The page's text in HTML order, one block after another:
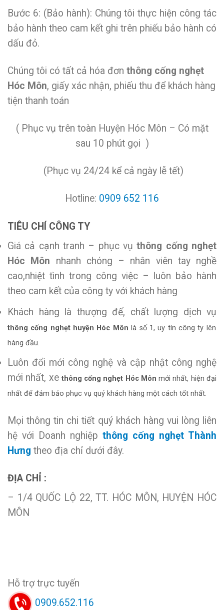
Bước 6: (Bảo hành): Chúng tôi thực hiện công tác
bảo hành theo cam kết ghi trên phiếu bảo hành có
dấu đỏ.
Chúng tôi có tất cả hóa đơn thông cống nghẹt
Hóc Môn, giấy xác nhận, phiếu thu để khách hàng
tiện thanh toán
( Phục vụ trên toàn Huyện Hóc Môn – Có mặt
sau 10 phút gọi )
(Phục vụ 24/24 kể cả ngày lễ tết)
Hotline: 0909 652 116
TIÊU CHÍ CÔNG TY
Giá cả cạnh tranh – phục vụthông cống nghẹt
Hóc Môn nhanh chóng – nhân viên tay nghề
cao,nhiệt tình trong công việc – luôn bảo hành
theo cam kết của công ty với khách hàng
Khách hàng là thượng đế, chất lượng dịch vụ
thông cống nghẹt huyện Hóc Môn là số 1, uy tín công ty lên
hàng đầu.
Luôn đổi mới công nghệ và cập nhật công nghệ
mới nhất, xe thông cống nghẹt Hóc Môn mới nhất, hiện đại
nhất để đảm bảo phục vụ quý khách hàng một cách tốt nhất.
Mọi thông tin chi tiết quý khách hàng vui lòng liên
hệ với Doanh nghiệp thông cống nghẹt Thành
Hưng theo địa chỉ dưới đây.
ĐỊA CHỈ :
– 1/4 QUỐC LỘ 22, TT. HÓC MÔN, HUYỆN HÓC
MÔN
Hỗ trợ trực tuyến
0909.652.116